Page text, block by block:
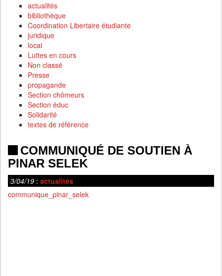
actualités
bibliothèque
Coordination Libertaire étudiante
juridique
local
Luttes en cours
Non classé
Presse
propagande
Section chômeurs
Section éduc
Solidarité
textes de référence
COMMUNIQUÉ DE SOUTIEN À
PINAR SELEK
3/04/19 : actualités
communique_pinar_selek